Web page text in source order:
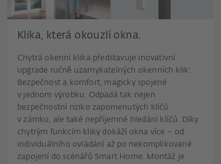
Klika, která okouzlí okna.
Chytrá okenní klika představuje inovativní
upgrade ručně uzamykatelných okenních klik:
Bezpečnost a komfort, magicky spojené
v jednom výrobku. Odpadá tak nejen
bezpečnostní riziko zapomenutých klíčů
v zámku, ale také nepříjemné hledání klíčů. Díky
chytrým funkcím kliky dokáží okna více – od
individuálního ovládání až po nekomplikované
zapojení do scénářů Smart Home. Montáž je